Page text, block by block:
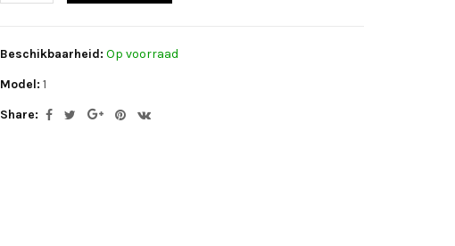
Beschikbaarheid: Op voorraad
Model: 1
Share: